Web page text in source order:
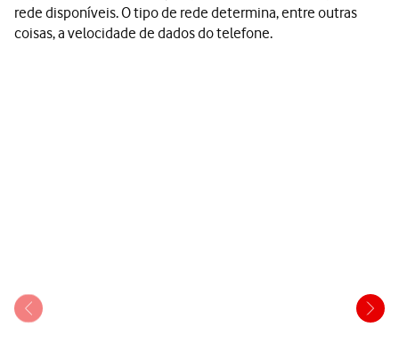
rede disponíveis. O tipo de rede determina, entre outras
coisas, a velocidade de dados do telefone.